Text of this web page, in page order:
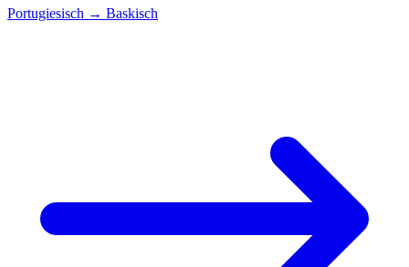
Portugiesisch → Baskisch